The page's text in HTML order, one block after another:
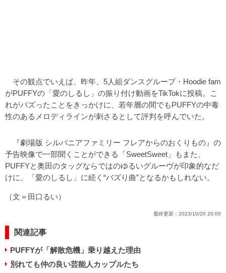
その観点でいえば、昨年、5人組ダンスグループ・Hoodie fam
がPUFFYの「愛のしるし」の振り付け動画をTikTokに投稿。こ
れがバズったことをきっかけに、若年層の間でもPUFFYの中毒
性のあるメロディラインが刺さるとして評判を呼んでいた。
『劇場版 シルバニアファミリー フレアからのおくりもの』の
予告映像で一部聞くことができる「SweetSweet」もまた、
PUFFYと奥田のタッグならではのゆるいグルーヴが印象的なだ
けに、「愛のしるし」に続く“バズり曲”となるかもしれない。
（文＝田口るい）
最終更新： 2023/10/20 20:00
関連記事
PUFFYが「解散危機」乗り越えた理由
別れても仲の良い芸能人カップルたち